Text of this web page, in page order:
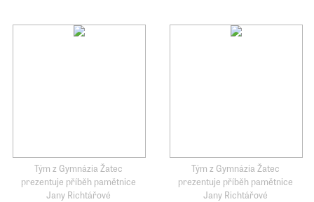
Tým z Gymnázia Žatec
prezentuje příběh pamětnice
Jany Richtářové
Tým z Gymnázia Žatec
prezentuje příběh pamětnice
Jany Richtářové